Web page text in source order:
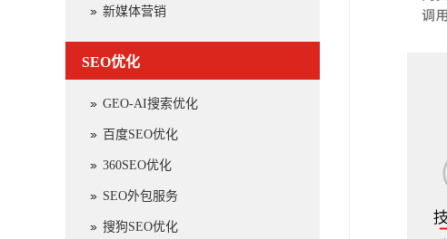
新媒体营销
SEO优化
GEO-AI搜索优化
百度SEO优化
360SEO优化
SEO外包服务
搜狗SEO优化